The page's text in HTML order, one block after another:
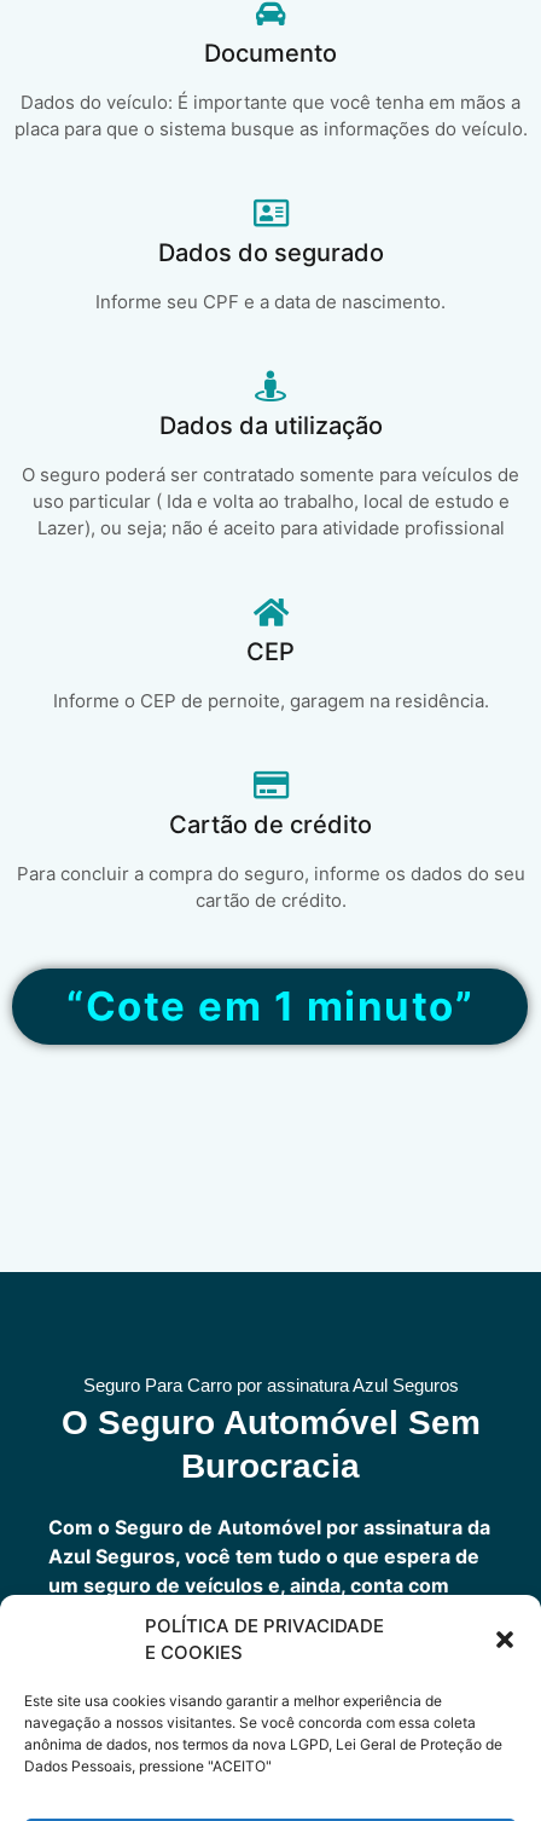
POLÍTICA DE PRIVACIDADE
E COOKIES
Este site usa cookies visando garantir a melhor experiência de
navegação a nossos visitantes. Se você concorda com essa coleta
anônima de dados, nos termos da nova LGPD, Lei Geral de Proteção de
Dados Pessoais, pressione "ACEITO"
Documento
Dados do veículo: É importante que você tenha em mãos a
placa para que o sistema busque as informações do veículo.
Dados do segurado
Informe seu CPF e a data de nascimento.
Dados da utilização
O seguro poderá ser contratado somente para veículos de
uso particular ( Ida e volta ao trabalho, local de estudo e
Lazer), ou seja; não é aceito para atividade profissional
CEP
Informe o CEP de pernoite, garagem na residência.
Cartão de crédito
Para concluir a compra do seguro, informe os dados do seu
cartão de crédito.
“Cote em 1 minuto”
Seguro Para Carro por assinatura Azul Seguros
O Seguro Automóvel Sem
Burocracia
Com o Seguro de Automóvel por assinatura da
Azul Seguros, você tem tudo o que espera de
um seguro de veículos e, ainda, conta com
outros benefícios disponíveis 24h.
Você tem um seguro completo com a garantia
Porto Seguro.